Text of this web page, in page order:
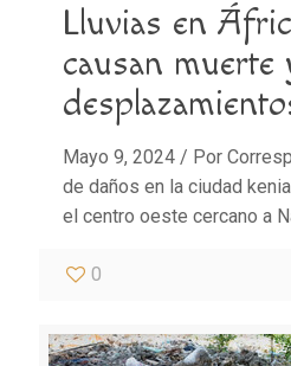
Lluvias en
causan muerte
Mayo 9, 2024 / Por
de daños en la ciudad
el centro oeste cercano a
0